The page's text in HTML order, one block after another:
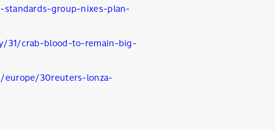
group-nixes-plan-
31/crab-blood-to-remain-big-
30reuters-lonza-